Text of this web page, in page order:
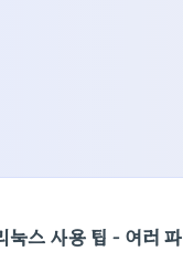
눅스 사용 팁 - 여러